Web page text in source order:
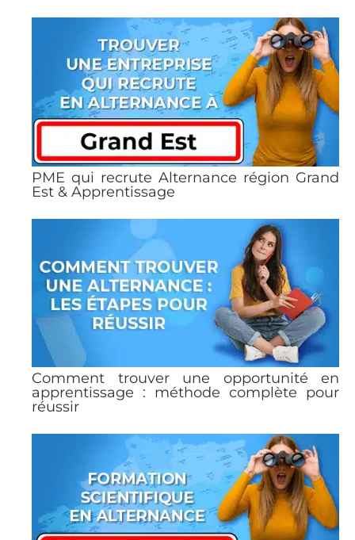
PME qui recrute Alternance région Grand
Est & Apprentissage
Comment trouver une opportunité en
apprentissage : méthode complète pour
réussir